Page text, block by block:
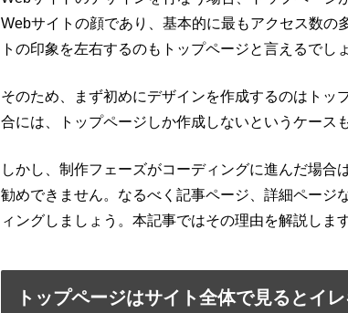
Webサイトの顔であり、基本的に最もアクセス数の
トの印象を左右するのもトップページと言えるでしょ
そのため、まず初めにデザインを作成するのはトッ
合には、トップページしか作成しないというケース
しかし、制作フェーズがコーディングに進んだ場合
勧めできません。なるべく記事ページ、詳細ページ
ィングしましょう。本記事ではその理由を解説します
トップページはサイト全体で見るとイ